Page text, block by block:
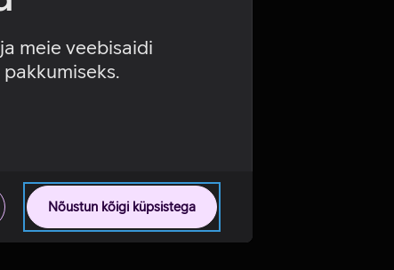
meie veebisaidi
Nõustun kõigi küpsistega